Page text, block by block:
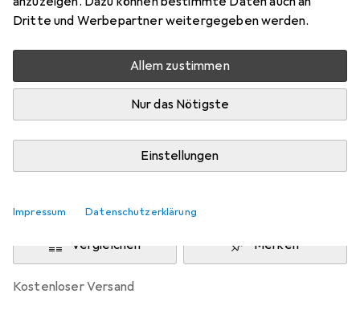
Dritte und Werbepartner weitergegeben werden.
Allem zustimmen
Nur das Nötigste
Einstellungen
Impressum Datenschutzerklärung
Mehr von Pedea
Zwischen Di, 11.8. und Do, 13.8. geliefert
Lieferort angeben für genaue Lieferzeit
Vergleichen Merken
kostenloser Versand